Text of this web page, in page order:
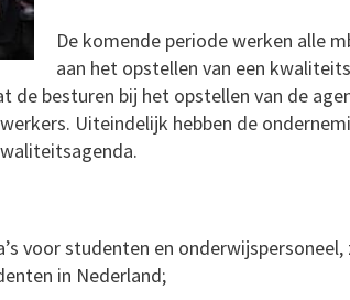
De komende periode werken alle
aan het opstellen van een
de besturen bij het opstellen van de
Uiteindelijk hebben de
voor studenten en onderwijspersoneel,
in Nederland;